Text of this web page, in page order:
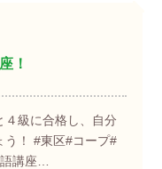
！
４級に合格し、自分
う！ #東区#コープ#
講座…